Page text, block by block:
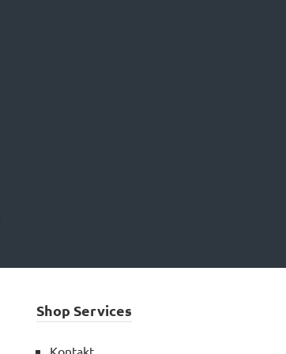
Shop Services
Kontakt